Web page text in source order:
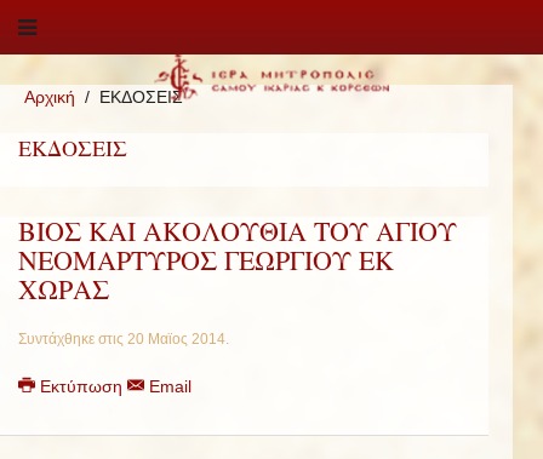
Αρχική ΕΚΔΟΣΕΙΣ
ΕΚΔΟΣΕΙΣ
ΒΙΟΣ ΚΑΙ ΑΚΟΛΟΥΘΙΑ ΤΟΥ ΑΓΙΟΥ
ΝΕΟΜΑΡΤΥΡΟΣ ΓΕΩΡΓΙΟΥ ΕΚ
ΧΩΡΑΣ
Συντάχθηκε στις 20 Μαϊος 2014.
Εκτύπωση Email